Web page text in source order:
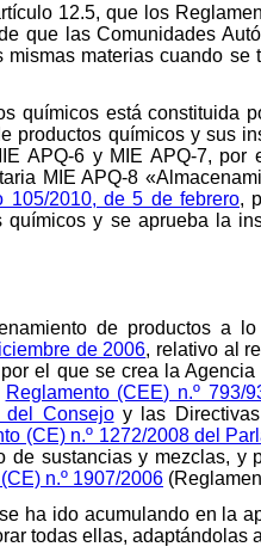
12.5, que los
que las Comunidades
materias cuando
químicos está constituida
químicos y sus
APQ-6 y MIE APQ-7, por
MIE APQ-8
105/2010, de 5 de febrero,
y se aprueba la
de productos a
de 2006, relativo al
el que se crea la
Reglamento (CEE) n.º 793/
del Consejoy las
(CE) n.º 1272/2008 del
de sustancias y mezclas,
n.º 1907/2006
ha ido acumulando en la
todas ellas, adaptándolas